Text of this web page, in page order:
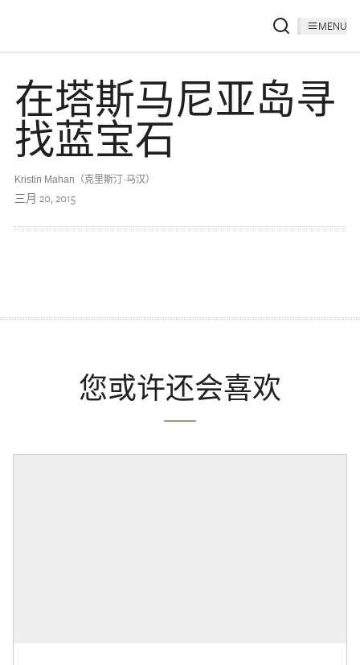
MENU
在塔斯马尼亚岛寻
找蓝宝石
Kristin Mahan（克里斯汀·马汉）
三月 20, 2015
您或许还会喜欢